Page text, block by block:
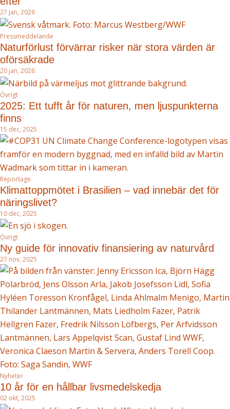
27 jan, 2026
Pressmeddelande
Naturförlust förvärrar risker när stora värden är
oförsäkrade
20 jan, 2026
Övrigt
2025: Ett tufft år för naturen, men ljuspunkterna
finns
15 dec, 2025
Reportage
Klimattoppmötet i Brasilien – vad innebär det för
näringslivet?
10 dec, 2025
Övrigt
Ny guide för innovativ finansiering av naturvård
27 nov, 2025
Nyheter
10 år för en hållbar livsmedelskedja
02 okt, 2025